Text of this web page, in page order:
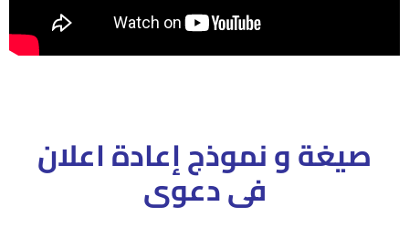
صيغة و نموذج إعادة اعلان
فى دعوى